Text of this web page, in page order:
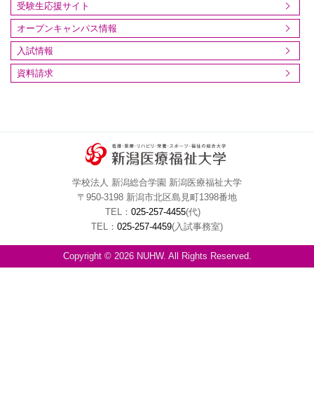
受験生応援サイト
オープンキャンパス情報
入試情報
資料請求
学校法人 新潟総合学園 新潟医療福祉大学
〒950-3198 新潟市北区島見町1398番地
TEL： 025-257-4455(代)
TEL： 025-257-4459(入試事務室)
Copyright © 2026 NUHW. All Rights Reserved.